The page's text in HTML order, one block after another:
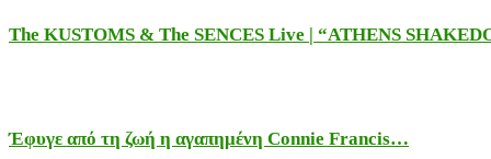
The KUSTOMS & The SENCES Live | “ATHENS
Έφυγε από τη ζωή η αγαπημένη Connie Francis…